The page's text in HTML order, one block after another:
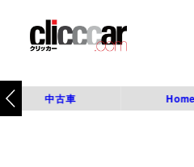
中古車 Home